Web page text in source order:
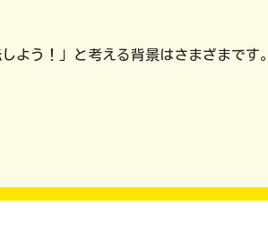
よう！」と考える背景はさまざまです。